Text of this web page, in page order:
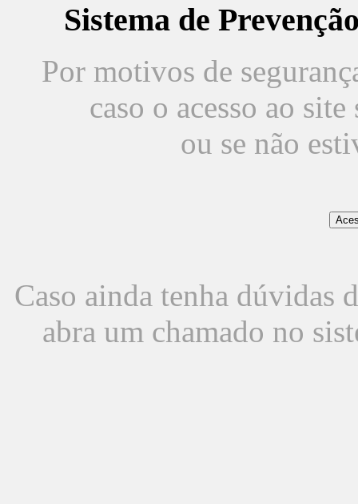
Sistema de
Por motivos de
caso o acesso ao
ou se não
Caso ainda tenha dúvidas
abra um chamado no